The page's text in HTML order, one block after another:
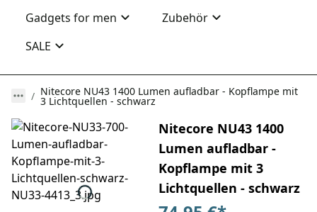
Gadgets for men
Zubehör
SALE
Nitecore NU43 1400 Lumen aufladbar - Kopflampe mit
3 Lichtquellen - schwarz
Nitecore NU43 1400
Lumen aufladbar -
Kopflampe mit 3
Lichtquellen - schwarz